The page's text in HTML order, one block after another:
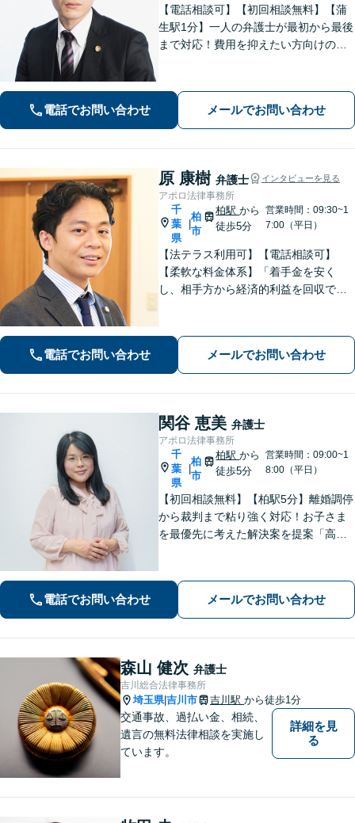
【電話相談可】【初回相談無料】【蒲
生駅1分】一人の弁護士が最初から最後
まで対応！費用を抑えたい方向けのバ
【地域密着型の事務所】【休日・夜間
面談可能】
電話でお問い合わせ メールでお問い合わせ
原 康樹 弁護士 インタビューを見る
アポロ法律事務所
千
葉
県
|
柏
市
柏駅から
徒歩5分
営業時間：09:30~1
7:00（平日）
【法テラス利用可】【電話相談可】
【柔軟な料金体系】「着手金を安く
し、相手方から経済的利益を回収でき
務整理、 相続・遺言 、労働・雇用、交
通事故 など【柏駅5分】
電話でお問い合わせ メールでお問い合わせ
関谷 恵美 弁護士
アポロ法律事務所
千
葉
県
|
柏
市
柏駅から
徒歩5分
営業時間：09:00~1
8:00（平日）
【初回相談無料】【柏駅5分】離婚調停
から裁判まで粘り強く対応！お子さま
を最優先に考えた解決案を提案「高齢
産相続に強い」【完全個室制】【休
日・夜間面談可】【分割・後払い対
応】
電話でお問い合わせ メールでお問い合わせ
森山 健次 弁護士
吉川総合法律事務所
埼玉県|吉川市 吉川駅 から徒歩1分
交通事故、過払い金、相続、
遺言の無料法律相談を実施し
ています。
詳細を見
る